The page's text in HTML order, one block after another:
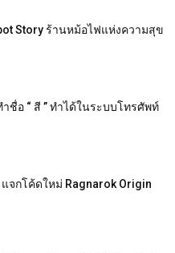
Story ร้านหม้อไฟแห่งความสุข
ำชื่อ “ สี ” ทำได้ในระบบโทรศัพท์
แจกโค้ดใหม่ Ragnarok Origin